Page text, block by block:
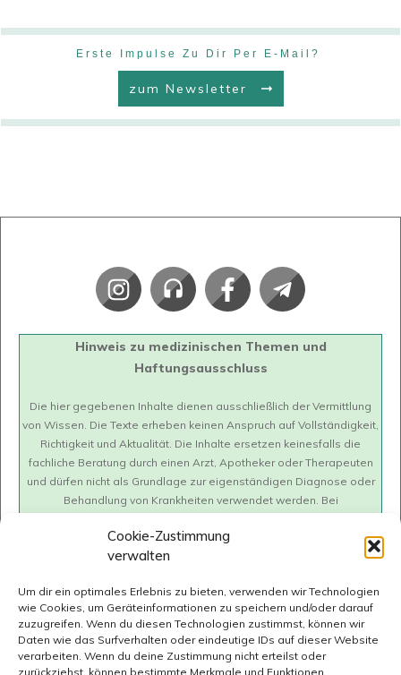
Cookie-Zustimmung
verwalten
Um dir ein optimales Erlebnis zu bieten, verwenden wir Technologien
wie Cookies, um Geräteinformationen zu speichern und/oder darauf
zuzugreifen. Wenn du diesen Technologien zustimmst, können wir
Daten wie das Surfverhalten oder eindeutige IDs auf dieser Website
verarbeiten. Wenn du deine Zustimmung nicht erteilst oder
zurückziehst, können bestimmte Merkmale und Funktionen
Erste Impulse Zu Dir Per E-Mail?
zum Newsletter
Hinweis zu medizinischen Themen und
Haftungsausschluss
Die hier gegebenen Inhalte dienen ausschließlich der Vermittlung
von Wissen. Die Texte erheben keinen Anspruch auf Vollständigkeit,
Richtigkeit und Aktualität. Die Inhalte ersetzen keinesfalls die
fachliche Beratung durch einen Arzt, Apotheker oder Therapeuten
und dürfen nicht als Grundlage zur eigenständigen Diagnose oder
Behandlung von Krankheiten verwendet werden. Bei
konsultiert werden. Wir übernehmen keine Haftung für mögliche
negative Folgen (inkl. direkte oder indirekte Folgeschäden), die sich